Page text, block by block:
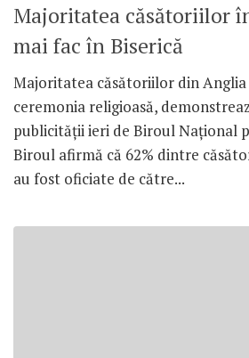
Majoritatea căsătoriilor
mai fac în Biserică
Majoritatea căsătoriilor din
ceremonia religioasă,
publicităţii ieri de Biroul Naţional
Biroul afirmă că 62% dintre
au fost oficiate de către...